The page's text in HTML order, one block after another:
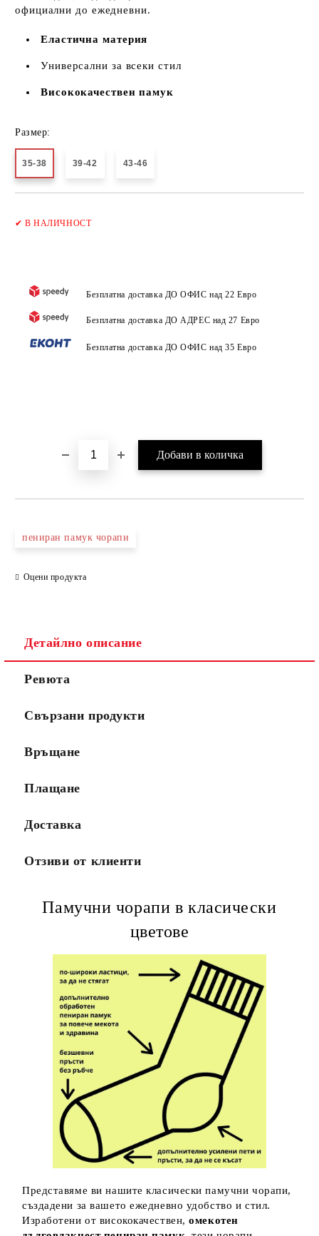
официални до ежедневни.
Еластична материя
Универсални за всеки стил
Висококачествен памук
Размер:
35-38 39-42 43-46
✔В НАЛИЧНОСТ
Безплатна доставка ДО ОФИС над 22 Евро
Безплатна доставка ДО АДРЕС над 27 Евро
Безплатна доставка ДО ОФИС над 35 Евро
пениран памук чорапи
Оцени продукта
Детайлно описание
Ревюта
Свързани продукти
Връщане
Плащане
Доставка
Отзиви от клиенти
Памучни чорапи в класически
цветове
Представяме ви нашите класически памучни чорапи,
създадени за вашето ежедневно удобство и стил.
Изработени от висококачествен,омекотен